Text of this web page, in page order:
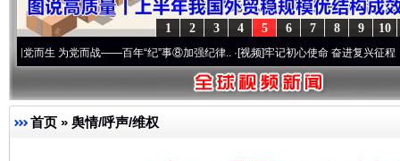
10
9
8
7
6
5
4
3
2
1
为党而战——百年“纪”事⑧加强纪律..·[视频]牢记初心使命 奋进复兴征程丨“转折之城
首页 » 舆情/呼声/维权